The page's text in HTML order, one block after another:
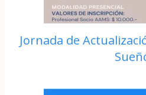
Jornada de